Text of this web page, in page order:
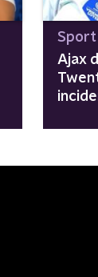
Sport
Ajax